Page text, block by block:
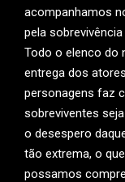
acompanhamos
pela
Todo o elenco do
entrega dos
personagens faz
sobreviventes
o desespero
tão extrema, o
possamos